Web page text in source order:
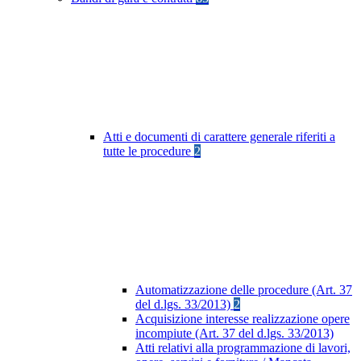
Atti e documenti di carattere generale riferiti a
tutte le procedure 2
Automatizzazione delle procedure (Art. 37
del d.lgs. 33/2013) 2
Acquisizione interesse realizzazione opere
incompiute (Art. 37 del d.lgs. 33/2013)
Atti relativi alla programmazione di lavori,